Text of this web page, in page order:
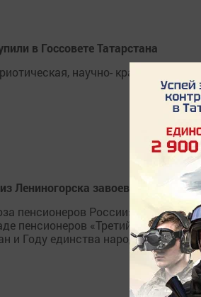
в Госсовете Татарстана
научно- краеведческая
Лениногорска завоевала
пенсионеров России» в Казани
пенсионеров «Третий возраст»,
и Году единства народов России